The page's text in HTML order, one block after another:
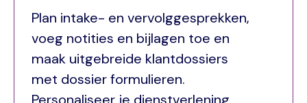
Plan intake- en vervolggesprekken,
voeg notities en bijlagen toe en
maak uitgebreide klantdossiers
met dossier formulieren.